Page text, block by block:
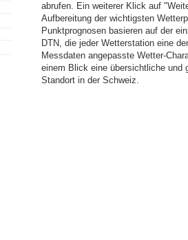
abrufen. Ein weiterer Klick auf
Aufbereitung der wichtigsten
Punktprognosen basieren auf der
DTN, die jeder Wetterstation eine
Messdaten angepasste Wetter-
einem Blick eine übersichtliche und
Standort in der Schweiz.